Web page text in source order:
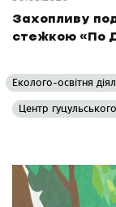
Захопливу
стежкою «По
Еколого-освітня
Центр